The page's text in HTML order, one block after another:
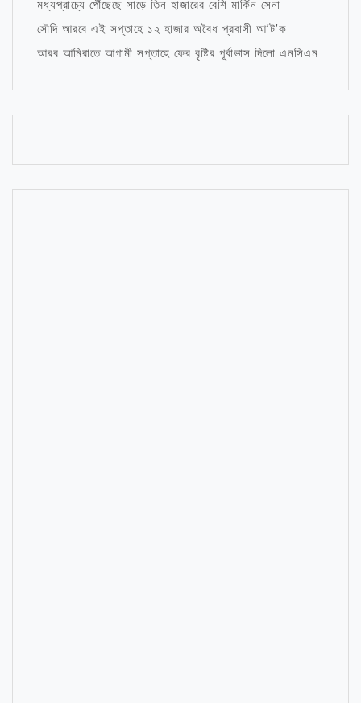
মধ্যপ্রাচ্যে পৌঁছেছে সাড়ে তিন হাজারের বেশি মার্কিন সেনা
সৌদি আরবে এই সপ্তাহে ১২ হাজার অবৈধ প্রবাসী আ’ট’ক
আরব আমিরাতে আগামী সপ্তাহে ফের বৃষ্টির পূর্বাভাস দিলো এনসিএম